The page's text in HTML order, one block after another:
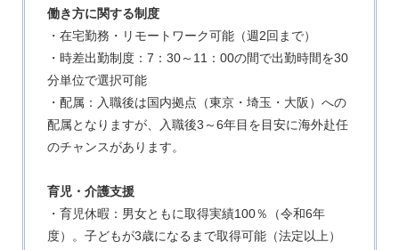
働き方に関する制度
・在宅勤務・リモートワーク可能（週2回まで）
・時差出勤制度：7：30～11：00の間で出勤時間を30
分単位で選択可能
・配属：入職後は国内拠点（東京・埼玉・大阪）への
配属となりますが、入職後3～6年目を目安に海外赴任
のチャンスがあります。
育児・介護支援
・育児休暇：男女ともに取得実績100％（令和6年
度）。子どもが3歳になるまで取得可能（法定以上）